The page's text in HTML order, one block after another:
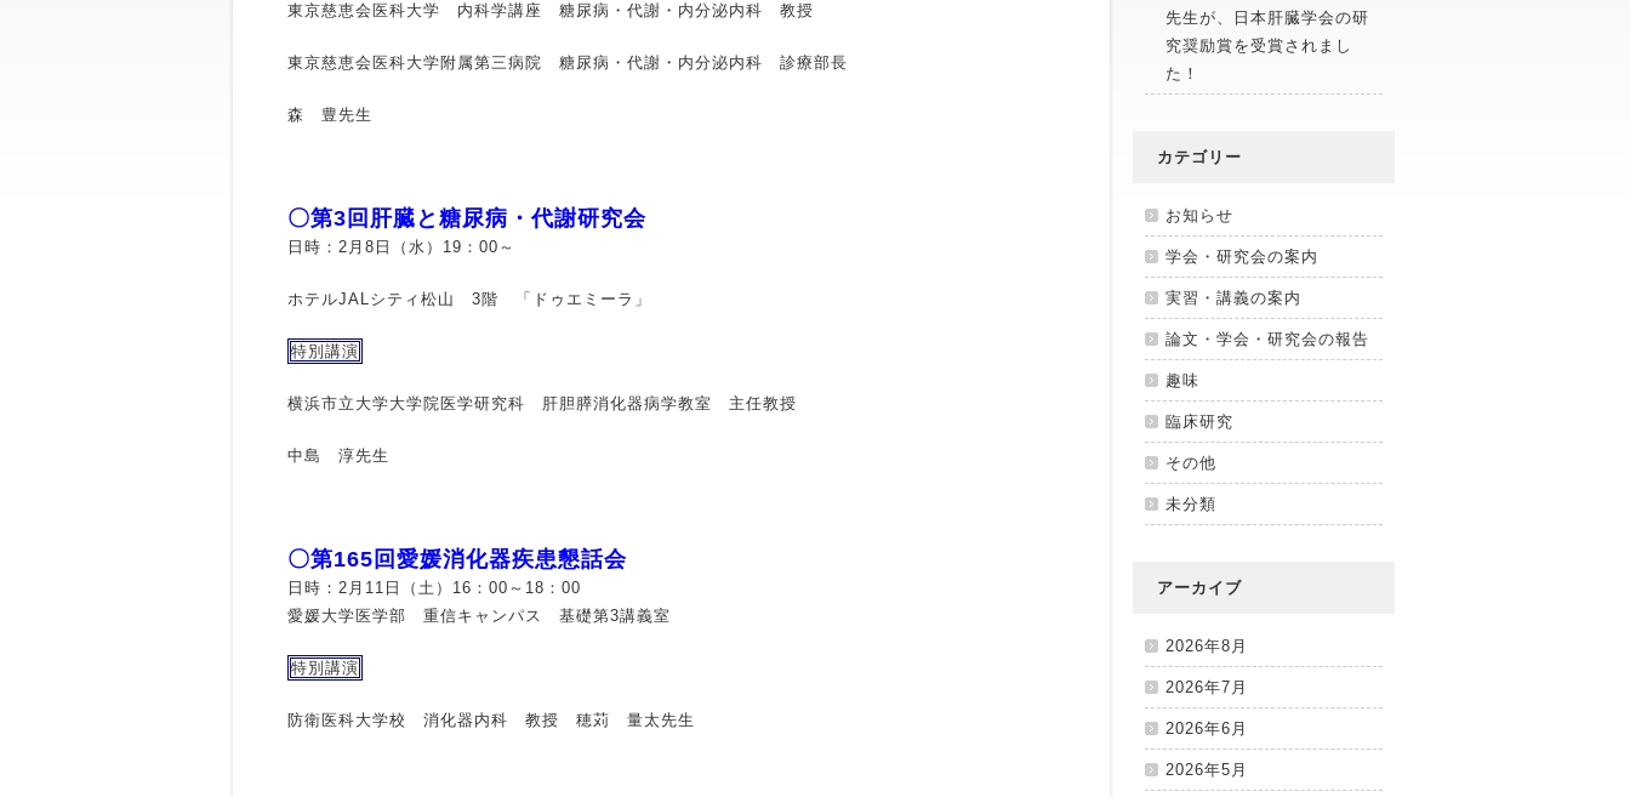
東京慈恵会医科大学 内科学講座 糖尿病・代謝・内分泌内科 教授
東京慈恵会医科大学附属第三病院 糖尿病・代謝・内分泌内科 診療部長
森 豊先生
〇第3回肝臓と糖尿病・代謝研究会
日時：2月8日（水）19：00～
ホテルJALシティ松山 3階 「ドゥエミーラ」
特別講演
横浜市立大学大学院医学研究科 肝胆膵消化器病学教室 主任教授
中島 淳先生
〇第165回愛媛消化器疾患懇話会
日時：2月11日（土）16：00～18：00
愛媛大学医学部 重信キャンパス 基礎第3講義室
特別講演
防衛医科大学校 消化器内科 教授 穂苅 量太先生
先生が、日本肝臓学会の研
究奨励賞を受賞されまし
た！
カテゴリー
お知らせ
学会・研究会の案内
実習・講義の案内
論文・学会・研究会の報告
趣味
臨床研究
その他
未分類
アーカイブ
2026年8月
2026年7月
2026年6月
2026年5月